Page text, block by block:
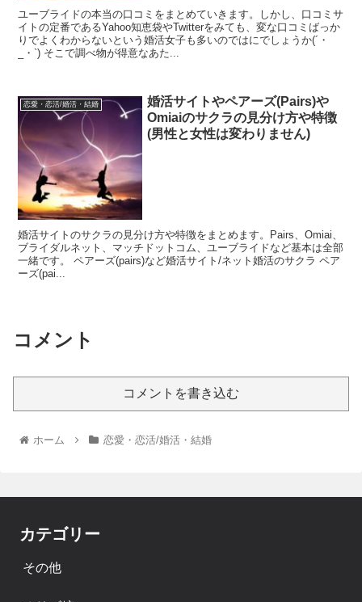
ユーブライドの本当の口コミをまとめていきます。しかし、口コミサ
イトの定番であるYahoo知恵袋やTwitterをみても、変な口コミばっか
りでよくわからないという婚活女子も多いのではにでしょうか(´・
_・`) そこで調べ物が得意なあた...
恋愛・恋活/婚活・結婚
婚活サイトやペアーズ(Pairs)や
Omiaiのサクラの見分け方や特徴
(男性と女性は変わりません)
婚活サイトのサクラの見分け方や特徴をまとめます。Pairs、Omiai、
ブライダルネット、マッチドットコム、ユーブライドなど基本は全部
一緒です。 ペアーズ(pairs)など婚活サイト/ネット婚活のサクラ ペア
ーズ(pai...
コメント
コメントを書き込む
ホーム 恋愛・恋活/婚活・結婚
カテゴリー
その他